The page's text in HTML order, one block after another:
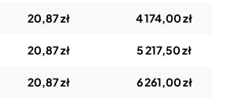
20,87 zł 4 174,00 zł
20,87 zł 5 217,50 zł
20,87 zł 6 261,00 zł